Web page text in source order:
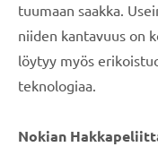
tuumaan saakka.
niiden kantavuus on
löytyy myös
teknologiaa.
Nokian